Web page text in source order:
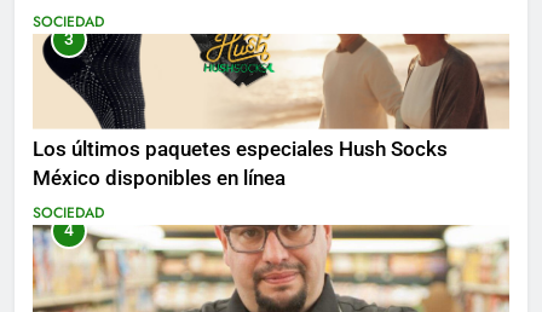
SOCIEDAD
3
Los últimos paquetes especiales Hush Socks
México disponibles en línea
SOCIEDAD
4